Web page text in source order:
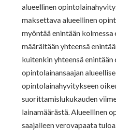
alueellinen
maksettava alueellinen
myöntää enintään kolmessa
määrältään yhteensä
kuitenkin yhteensä
opintolainansaajan
opintolainahyvitykseen
suorittamislukukauden
lainamäärästä. Alueellinen
saajalleen verovapaata